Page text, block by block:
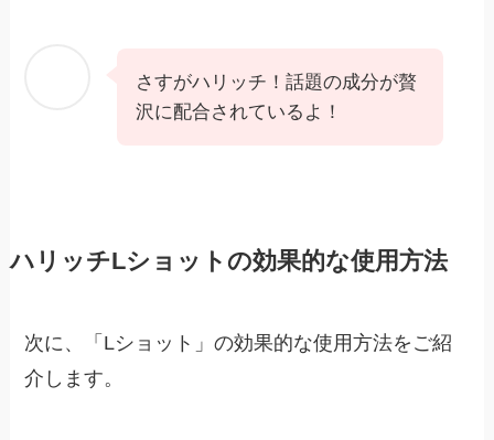
さすがハリッチ！話題の成分が贅
沢に配合されているよ！
ハリッチLショットの効果的な使用方法
次に、「Lショット」の効果的な使用方法をご紹
介します。